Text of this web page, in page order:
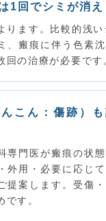
1回でシミが消え
ります。比較的浅い
、瘢痕に伴う色素
回の治療が必要です
こん：傷跡）も
専門医が瘢痕の状態
外用・必要に応じて
提案します。受傷
です。